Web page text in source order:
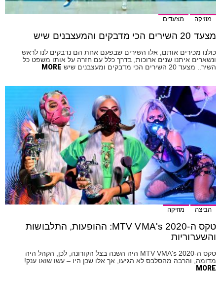
מוזיקה מצעדים
מצעד 20 השירים הכי מדבקים והמעצבנים שיש
כולנו מכירים אותם, אלו השירים שבפעם אחת הם נדבקים לנו לראש
ונשארים איתנו שנים ארוכות, בדרך כלל עם חזרה על אותו משפט כל
השיר.. מצעד 20 השירים הכי מדבקים ומעצבנים שיש
MORE
הביצה מוזיקה
טקס ה-MTV VMA's 2020: ההופעות, התלבושות
והשערוריות
טקס ה-MTV VMA's 2020 היה השנה בצל הקורונה, לכן, הקהל היה
מדומה, והרבה מהסלבס לא הגיעו, אך אלו שכן היו – עשו שואו ענק!
MORE